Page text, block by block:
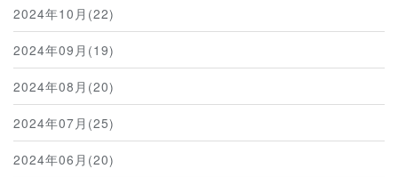
2024年10月(22)
2024年09月(19)
2024年08月(20)
2024年07月(25)
2024年06月(20)